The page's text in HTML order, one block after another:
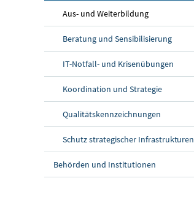
Aus- und Weiterbildung
Beratung und Sensibilisierung
IT-Notfall- und Krisenübungen
Koordination und Strategie
Qualitätskennzeichnungen
Schutz strategischer Infrastrukturen
Behörden und Institutionen